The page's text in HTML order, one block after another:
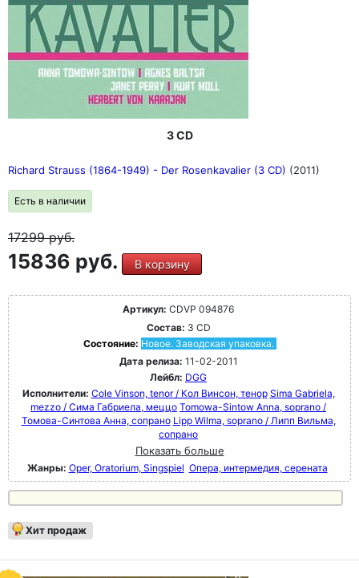
3 CD
Richard Strauss (1864-1949) - Der Rosenkavalier (3 CD) (2011)
Есть в наличии
17299руб.
15836 руб. В корзину
Артикул: CDVP 094876
Состав: 3 CD
Состояние: Новое. Заводская упаковка.
Дата релиза: 11-02-2011
Лейбл: DGG
Исполнители: Cole Vinson, tenor / Кол Винсон, тенор Sima Gabriela,
mezzo / Сима Габриела, меццо Tomowa-Sintow Anna, soprano /
Томова-Синтова Анна, сопрано Lipp Wilma, soprano / Липп Вильма,
сопрано
Показать больше
Жанры: Oper, Oratorium, Singspiel Опера, интермедия, серената
Хит продаж